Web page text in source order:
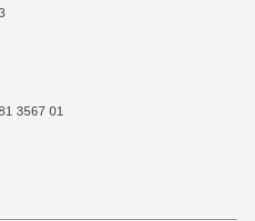
3567 01